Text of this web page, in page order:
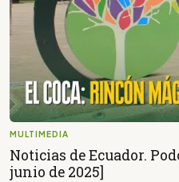
MULTIMEDIA
Noticias de Ecuador.
junio de 2025]